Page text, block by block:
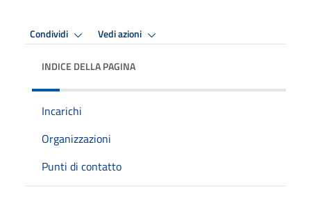
Condividi Vedi azioni
INDICE DELLA PAGINA
Incarichi
Organizzazioni
Punti di contatto